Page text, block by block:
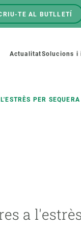
TE AL BUTLLETÍ
Menú
ActualitatSolucions i
PER
a